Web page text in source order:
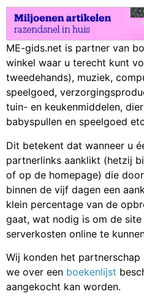
ME-gids.net is partner van
winkel waar u terecht kunt
tweedehands), muziek,
speelgoed,
tuin- en keukenmiddelen,
babyspullen en speelgoed
Dit betekent dat wanneer u
partnerlinks aanklikt (hetzij
of op de homepage) die
binnen de vijf dagen een
klein percentage van de
gaat, wat nodig is om de
serverkosten online te
Wij konden het
we over een boekenlijst
aangekocht kan worden.